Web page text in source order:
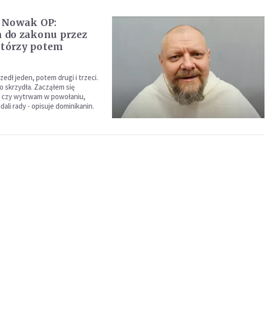
OP:
do zakonu przez
potem
jeden, potem drugi i trzeci.
skrzydła. Zacząłem się
wytrwam w powołaniu,
rady - opisuje dominikanin.